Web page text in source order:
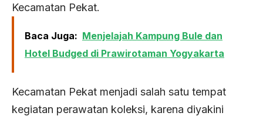
Kecamatan Pekat.
Baca Juga: Menjelajah Kampung Bule dan
Hotel Budged di Prawirotaman Yogyakarta
Kecamatan Pekat menjadi salah satu tempat
kegiatan perawatan koleksi, karena diyakini